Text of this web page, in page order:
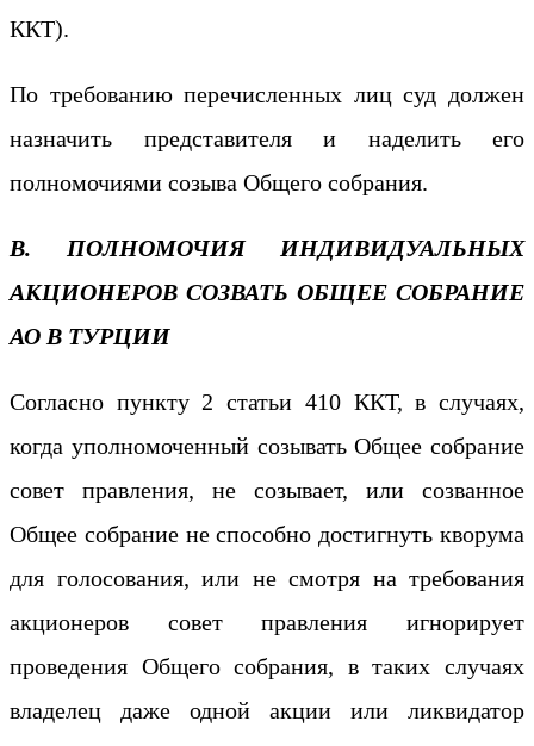
ККТ).
По требованию перечисленных лиц суд должен
назначить представителя и наделить его
полномочиями созыва Общего собрания.
В. ПОЛНОМОЧИЯ ИНДИВИДУАЛЬНЫХ
АКЦИОНЕРОВ СОЗВАТЬ ОБЩЕЕ СОБРАНИЕ
АО В ТУРЦИИ
Согласно пункту 2 статьи 410 ККТ, в случаях,
когда уполномоченный созывать Общее собрание
совет правления, не созывает, или созванное
Общее собрание не способно достигнуть кворума
для голосования, или не смотря на требования
акционеров совет правления игнорирует
проведения Общего собрания, в таких случаях
владелец даже одной акции или ликвидатор